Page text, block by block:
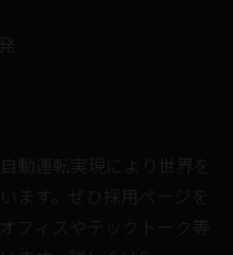
動運転実現により世界を
ます。ぜひ採用ページを
フィスやテックトーク等